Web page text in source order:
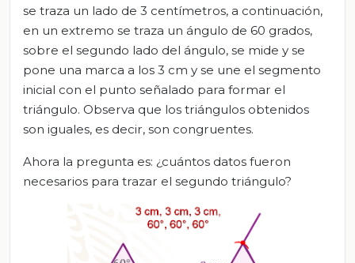
se traza un lado de 3 centímetros, a continuación,
en un extremo se traza un ángulo de 60 grados,
sobre el segundo lado del ángulo, se mide y se
pone una marca a los 3 cm y se une el segmento
inicial con el punto señalado para formar el
triángulo. Observa que los triángulos obtenidos
son iguales, es decir, son congruentes.
Ahora la pregunta es: ¿cuántos datos fueron
necesarios para trazar el segundo triángulo?